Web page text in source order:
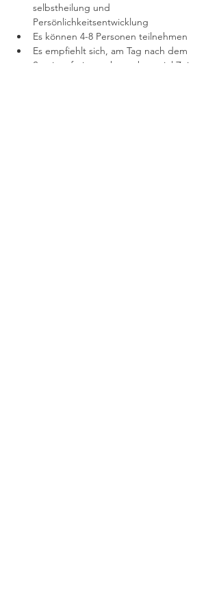
selbstheilung und
Persönlichkeitsentwicklung
Es können 4-8 Personen teilnehmen
Es empfiehlt sich, am Tag nach dem
Seminar frei zu nehmen bzw. viel Zeit